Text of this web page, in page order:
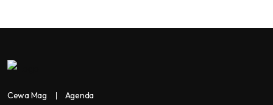
Cewa Mag Agenda